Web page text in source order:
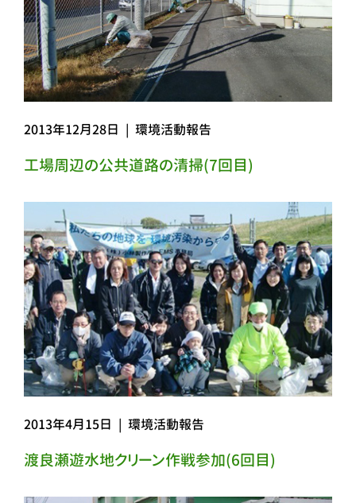
2013年12月28日 | 環境活動報告
工場周辺の公共道路の清掃(7回目)
2013年4月15日 | 環境活動報告
渡良瀬遊水地クリーン作戦参加(6回目)